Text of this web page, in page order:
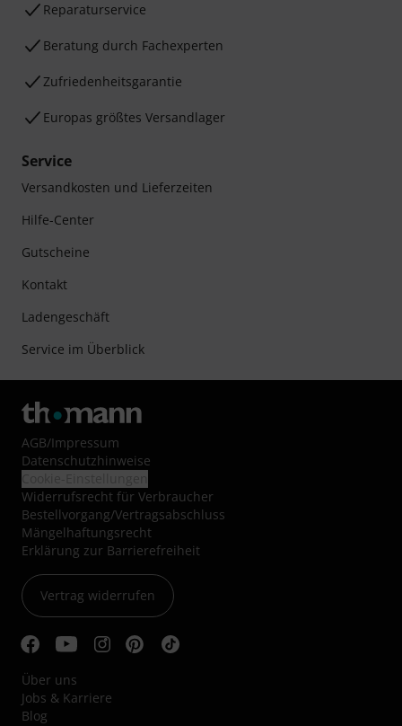
Reparaturservice
Beratung durch Fachexperten
Zufriedenheitsgarantie
Europas größtes Versandlager
Service
Versandkosten und Lieferzeiten
Hilfe-Center
Gutscheine
Kontakt
Ladengeschäft
Service im Überblick
AGB/Impressum
Datenschutzhinweise
Widerrufsrecht für Verbraucher
Bestellvorgang/Vertragsabschluss
Mängelhaftungsrecht
Erklärung zur Barrierefreiheit
Vertrag widerrufen
Über uns
Jobs & Karriere
Blog